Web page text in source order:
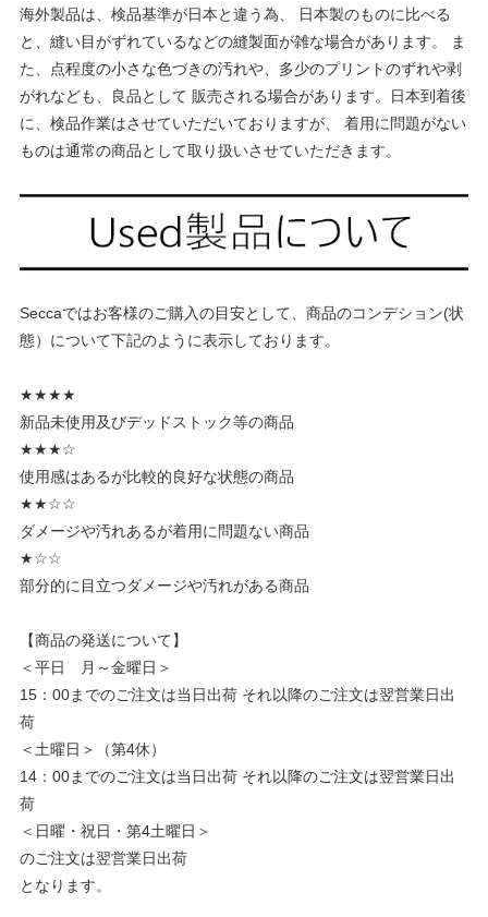
海外製品は、検品基準が日本と違う為、 日本製のものに比べる
と、縫い目がずれているなどの縫製面が雑な場合があります。 ま
た、点程度の小さな色づきの汚れや、多少のプリントのずれや剥
がれなども、良品として 販売される場合があります。日本到着後
に、検品作業はさせていただいておりますが、 着用に問題がない
ものは通常の商品として取り扱いさせていただきます。
Seccaではお客様のご購入の目安として、商品のコンデション(状
態）について下記のように表示しております。
★★★★
新品未使用及びデッドストック等の商品
★★★☆
使用感はあるが比較的良好な状態の商品
★★☆☆
ダメージや汚れあるが着用に問題ない商品
★☆☆
部分的に目立つダメージや汚れがある商品
【商品の発送について】
＜平日 月～金曜日＞
15：00までのご注文は当日出荷 それ以降のご注文は翌営業日出
荷
＜土曜日＞（第4休）
14：00までのご注文は当日出荷 それ以降のご注文は翌営業日出
荷
＜日曜・祝日・第4土曜日＞
のご注文は翌営業日出荷
となります。